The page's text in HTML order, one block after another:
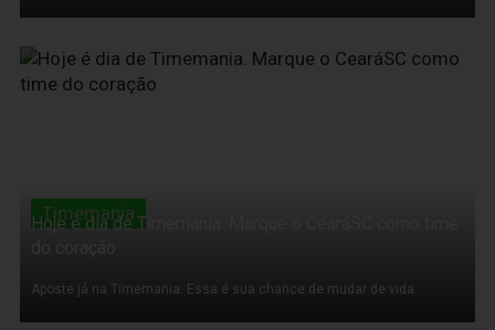
19 de Novembro de 2011
Timemania
Hoje é dia de Timemania. Marque o CearáSC como time
Aposte já na Timemania. Essa é sua chance de mudar de vida